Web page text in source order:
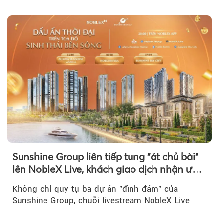
Sunshine Group liên tiếp tung "át chủ bài"
lên NobleX Live, khách giao dịch nhận ưu
Không chỉ quy tụ ba dự án "đình đám" của
Sunshine Group, chuỗi livestream NobleX Live